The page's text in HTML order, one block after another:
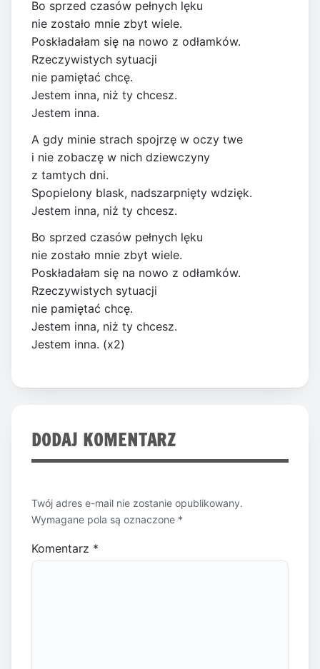
Bo sprzed czasów pełnych lęku
nie zostało mnie zbyt wiele.
Poskładałam się na nowo z odłamków.
Rzeczywistych sytuacji
nie pamiętać chcę.
Jestem inna, niż ty chcesz.
Jestem inna.
A gdy minie strach spojrzę w oczy twe
i nie zobaczę w nich dziewczyny
z tamtych dni.
Spopielony blask, nadszarpnięty wdzięk.
Jestem inna, niż ty chcesz.
Bo sprzed czasów pełnych lęku
nie zostało mnie zbyt wiele.
Poskładałam się na nowo z odłamków.
Rzeczywistych sytuacji
nie pamiętać chcę.
Jestem inna, niż ty chcesz.
Jestem inna. (x2)
DODAJ KOMENTARZ
Twój adres e-mail nie zostanie opublikowany.
Wymagane pola są oznaczone *
Komentarz *